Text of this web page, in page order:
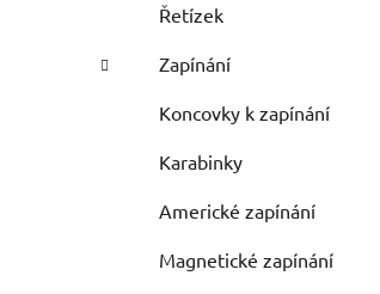
Řetízek
Zapínání
Koncovky k zapínání
Karabinky
Americké zapínání
Magnetické zapínání